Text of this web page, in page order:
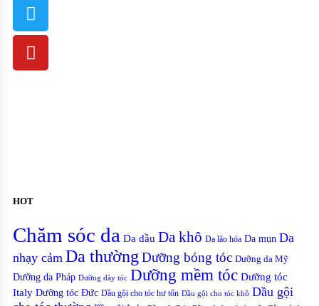
HOT
Chăm sóc da Da dầu Da khô Da lão hóa Da mụn Da
nhạy cảm Da thường Dưỡng bóng tóc Dưỡng da Mỹ
Dưỡng da Pháp Dưỡng dày tóc Dưỡng mềm tóc Dưỡng tóc
Italy Dưỡng tóc Đức Dầu gội cho tóc hư tổn Dầu gội cho tóc khô Dầu gội